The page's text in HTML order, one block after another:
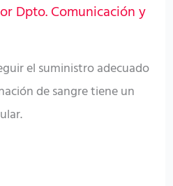
Dpto. Comunicación y
el suministro adecuado
de sangre tiene un